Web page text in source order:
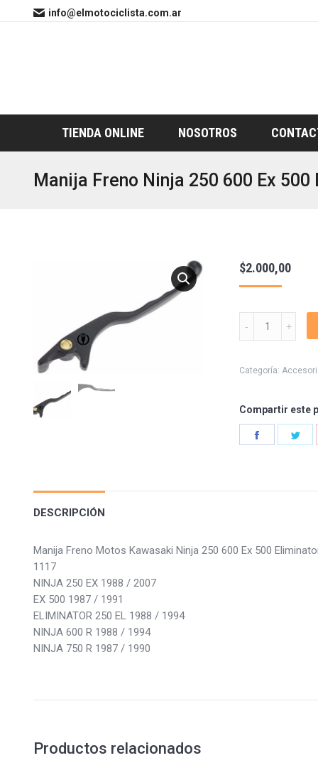
info@elmotociclista.com.ar
TIENDA ONLINE NOSOTROS
Manija Freno Ninja 250 600 Ex
$2.000,00
Manija
250
500
Eliminator
Categoría:
Compartir este
DESCRIPCIÓN
Manija Freno Motos Kawasaki Ninja 250 600 Ex 500
1117
NINJA 250 EX 1988 / 2007
EX 500 1987 / 1991
ELIMINATOR 250 EL 1988 / 1994
NINJA 600 R 1988 / 1994
NINJA 750 R 1987 / 1990
Productos relacionados